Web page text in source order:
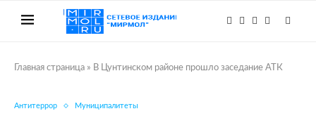
Главная страница » В Цунтинском районе прошло заседание АТК
Антитеррор Муниципалитеты